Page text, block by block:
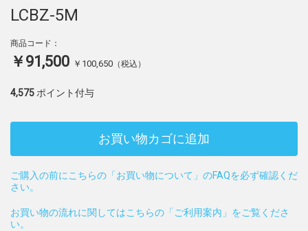
LCBZ-5M
商品コード：
￥91,500 ￥100,650 （税込）
4,575 ポイント付与
お買い物カゴに追加
ご購入の前にこちらの「お買い物について」のFAQを必ず確認くだ
さい。
お買い物の流れに関してはこちらの「ご利用案内」をご覧くださ
い。